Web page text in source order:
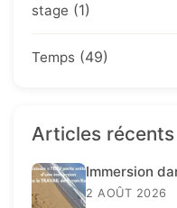
stage (1)
Temps (49)
Articles récents
Immersion
2 AOÛT 2026